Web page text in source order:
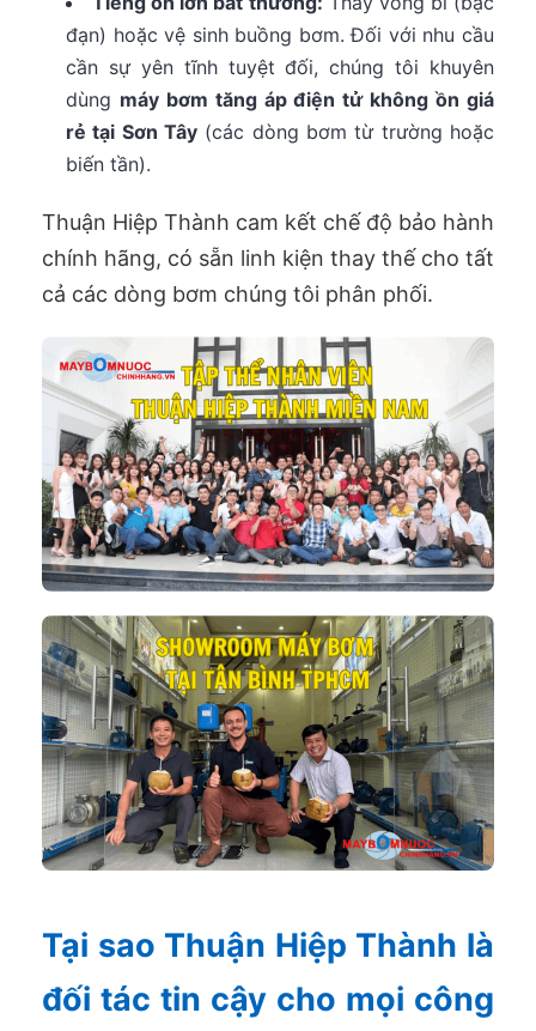
đạn) hoặc vệ sinh buồng bơm. Đối với nhu cầu
cần sự yên tĩnh tuyệt đối, chúng tôi khuyên
dùng máy bơm tăng áp điện tử không ồn giá
rẻ tại Sơn Tây (các dòng bơm từ trường hoặc
biến tần).
Thuận Hiệp Thành cam kết chế độ bảo hành
chính hãng, có sẵn linh kiện thay thế cho tất
cả các dòng bơm chúng tôi phân phối.
Tại sao Thuận Hiệp Thành là
đối tác tin cậy cho mọi công